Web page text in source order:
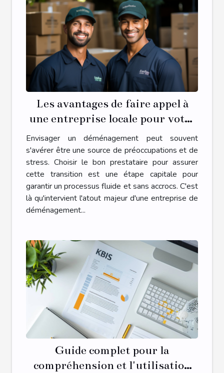
Les avantages de faire appel à
une entreprise locale pour votre
déménagement
Envisager un déménagement peut souvent
s'avérer être une source de préoccupations et de
stress. Choisir le bon prestataire pour assurer
cette transition est une étape capitale pour
garantir un processus fluide et sans accrocs. C'est
là qu'intervient l'atout majeur d'une entreprise de
déménagement...
Guide complet pour la
compréhension et l'utilisation